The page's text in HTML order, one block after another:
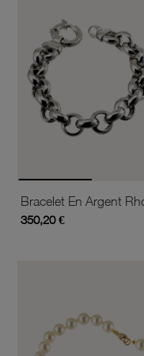
350,20 €